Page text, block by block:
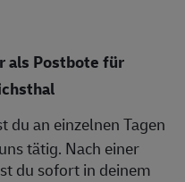
als Postbote für
du an einzelnen Tagen
tätig. Nach einer
du sofort in deinem